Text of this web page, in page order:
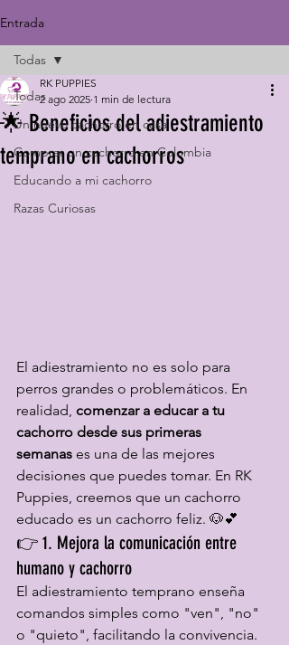
Entrada
Todas
Un nuevo cachorro en casa
Comprar un cachorro en Colombia
Educando a mi cachorro
Razas Curiosas
Todas
🌟 Beneficios del adiestramiento
temprano en cachorros
RK PUPPIES
2 ago 2025 1 min de lectura
El adiestramiento no es solo para
perros grandes o problemáticos. En
realidad, comenzar a educar a tu
cachorro desde sus primeras
semanas es una de las mejores
decisiones que puedes tomar. En RK
Puppies, creemos que un cachorro
educado es un cachorro feliz. 🐶💕
👉 1. Mejora la comunicación entre
humano y cachorro
El adiestramiento temprano enseña
comandos simples como "ven", "no"
o "quieto", facilitando la convivencia.